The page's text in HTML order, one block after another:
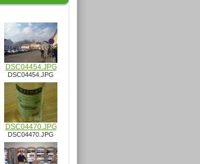
DSC04454.JPG
DSC04454.JPG
DSC04470.JPG
DSC04470.JPG